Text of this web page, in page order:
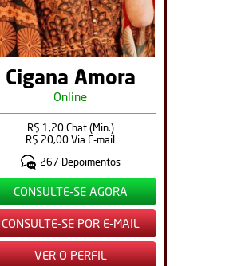
Cigana Amora
Online
R$ 1,20 Chat (Min.)
R$ 20,00 Via E-mail
267 Depoimentos
CONSULTE-SE AGORA
CONSULTE-SE POR E-MAIL
VER O PERFIL